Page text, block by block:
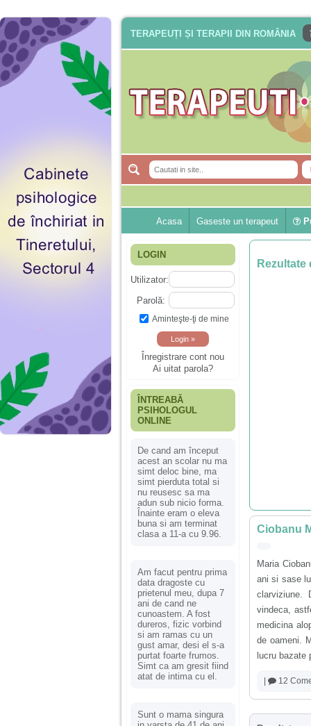
TERAPEUȚI ȘI TERAPII DIN ROMÂNIA
Acasa Gaseste un terapeut
LOGIN
Utilizator:
Parolă:
Aminteşte-ţi de mine
Înregistrare cont nou
Ai uitat parola?
ÎNTREABĂ
PSIHOLOGUL
ONLINE
De cand am început
acest an scolar nu ma
simt deloc bine, ma
simt pierduta total si
nu reusesc sa ma
adun sub nicio forma.
Înainte eram o eleva
buna si am terminat
clasa a 11-a cu 9.96.
Am facut pentru prima
data dragoste cu
prietenul meu, dupa 7
ani de cand ne
cunoastem. A fost
dureros, fizic vorbind
si am ramas cu un
gust amar, desi el s-a
purtat foarte frumos.
Simt ca am gresit fiind
atat de intima cu el.
Sunt o mama singura
Rezultate
Ciobanu
Maria
ani si sase
clarviziune.
vindeca,
medicina
de oameni.
lucru bazate
12